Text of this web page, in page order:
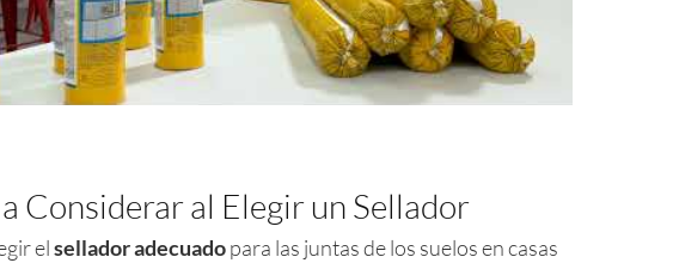
Considerar al Elegir un Sellador
elsellador adecuadopara las juntas de los suelos en casas